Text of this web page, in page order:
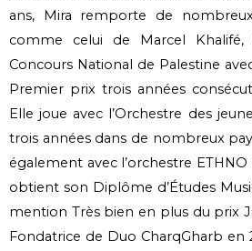
ans, Mira remporte de
comme celui de Marcel Khalifé,
Concours National de Palestine
Premier prix trois années
Elle joue avec l’Orchestre des
trois années dans de nombreux
également avec l’orchestre ETHNO
obtient son Diplôme d’Études
mention Très bien en plus du prix
Fondatrice de Duo CharqGharb en